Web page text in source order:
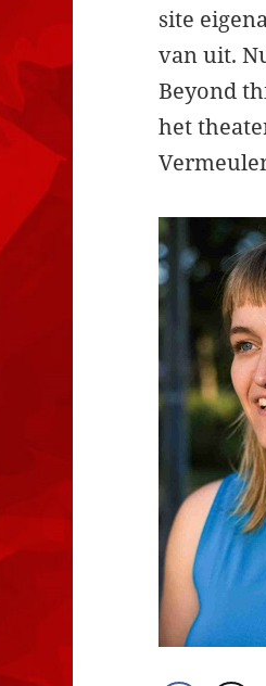
site
van uit.
Beyond
het